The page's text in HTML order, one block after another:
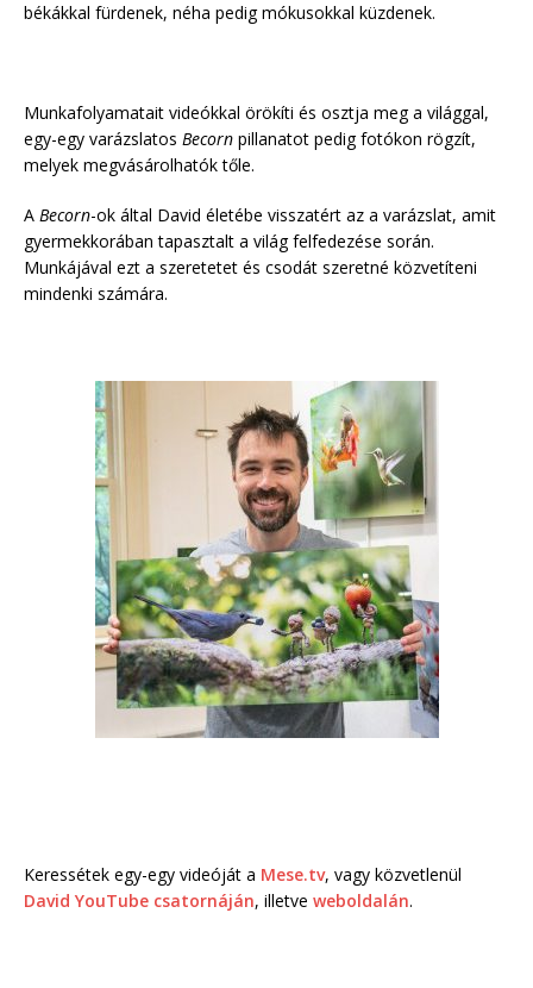
békákkal fürdenek, néha pedig mókusokkal küzdenek.
Munkafolyamatait videókkal örökíti és osztja meg a világgal,
egy-egy varázslatos Becorn pillanatot pedig fotókon rögzít,
melyek megvásárolhatók tőle.
A Becorn-ok által David életébe visszatért az a varázslat, amit
gyermekkorában tapasztalt a világ felfedezése során.
Munkájával ezt a szeretetet és csodát szeretné közvetíteni
mindenki számára.
Keressétek egy-egy videóját a Mese.tv, vagy közvetlenül
David YouTube csatornáján, illetve weboldalán.